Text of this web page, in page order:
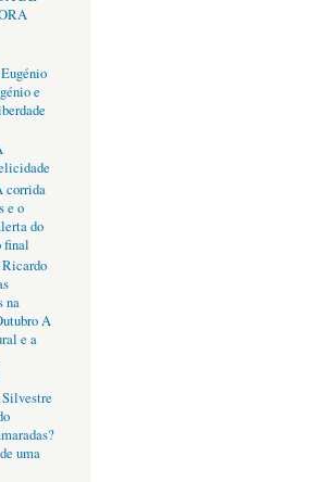
e
corrida
e o
do
final
na
A
e a
uma